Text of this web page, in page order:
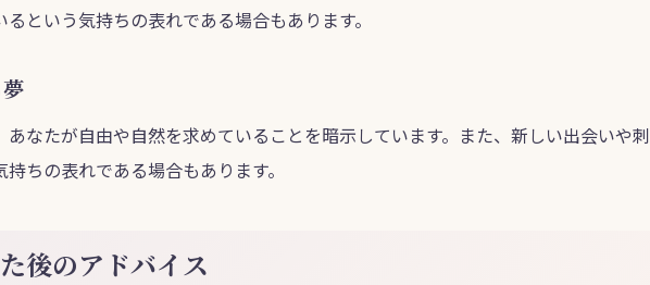
という気持ちの表れである場合もあります。
なたが自由や自然を求めていることを暗示しています。また、新しい出会いや刺
ちの表れである場合もあります。
後のアドバイス